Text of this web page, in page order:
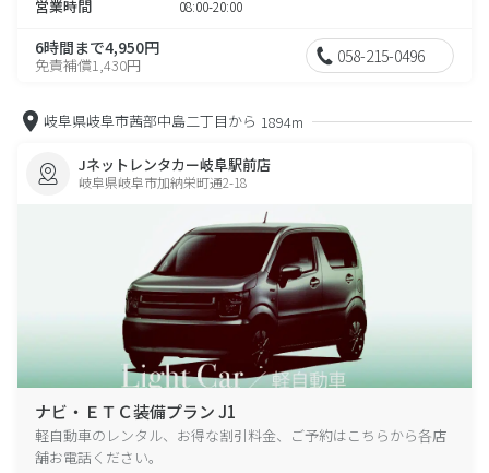
営業時間 08:00-20:00
6時間まで4,950円
免責補償1,430円 058-215-0496
岐阜県岐阜市茜部中島二丁目から 1894m
Jネットレンタカー岐阜駅前店
岐阜県岐阜市加納栄町通2-18
ナビ・ＥＴＣ装備プラン J1
軽自動車のレンタル、お得な割引料金、ご予約はこちらから各店
舗お電話ください。